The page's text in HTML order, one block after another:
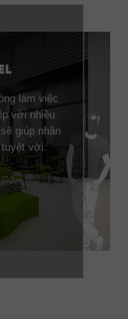
làm việc
với nhiều
giúp nhân
tuyệt vời.